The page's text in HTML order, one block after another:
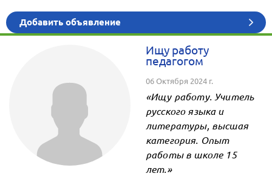
Добавить объявление
Ищу работу
педагогом
06 Октября 2024 г.
«Ищу работу. Учитель
русского языка и
литературы, высшая
категория. Опыт
работы в школе 15
лет.»